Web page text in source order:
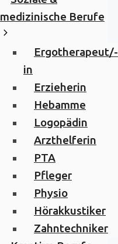
medizinische Berufe
Ergotherapeut/-
in
Erzieherin
Hebamme
Logopädin
Arzthelferin
PTA
Pfleger
Physio
Hörakkustiker
Zahntechniker